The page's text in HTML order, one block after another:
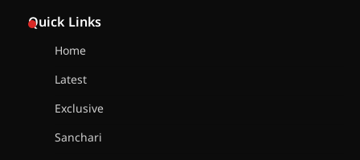
Quick Links
Home
Latest
Exclusive
Sanchari